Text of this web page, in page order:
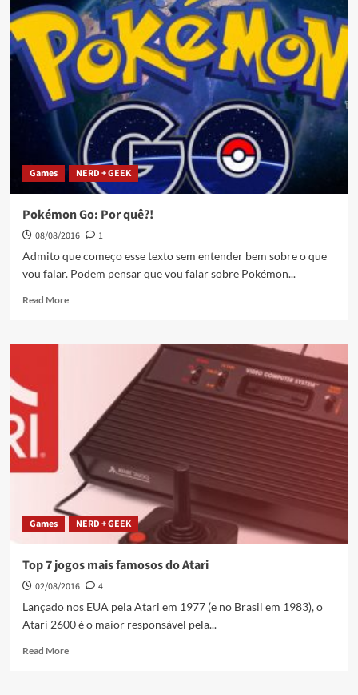
Games NERD + GEEK
Pokémon Go: Por quê?!
08/08/2016
1
Admito que começo esse texto sem entender bem sobre o que
vou falar. Podem pensar que vou falar sobre Pokémon...
Read More
Games NERD + GEEK
Top 7 jogos mais famosos do Atari
02/08/2016
4
Lançado nos EUA pela Atari em 1977 (e no Brasil em 1983), o
Atari 2600 é o maior responsável pela...
Read More